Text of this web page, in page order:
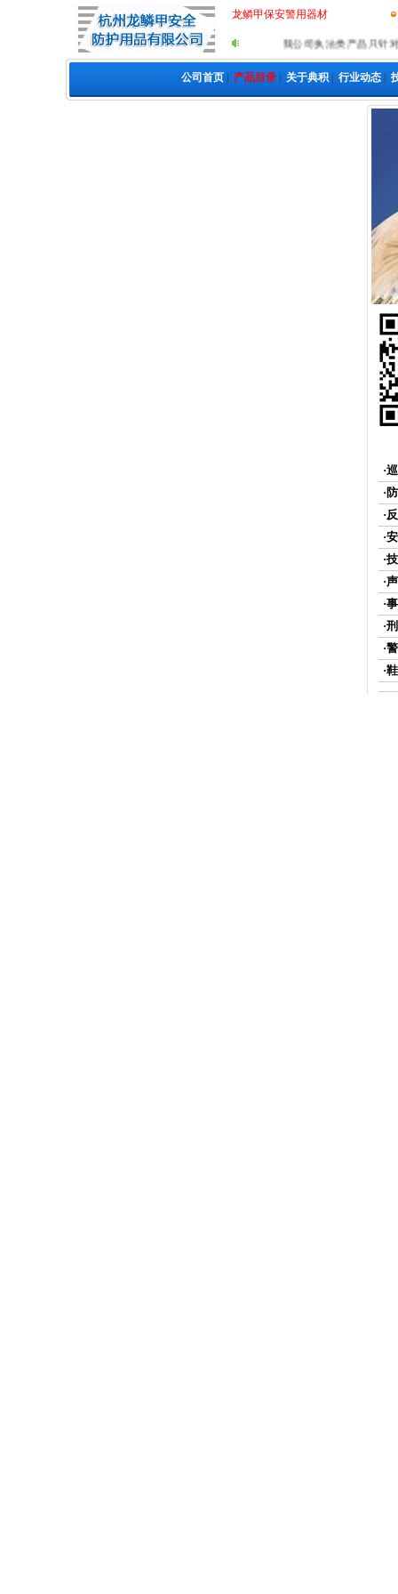
龙鳞甲保安警用器材
我公司执法类产品只针
公司首页| 产品目录| 关于典积| 行业动态|
·
·
·
·
·
·
·
·
·
·
·